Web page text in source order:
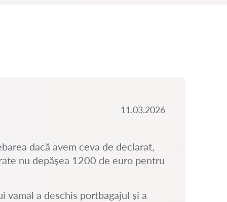
11.03.2026
dacă avem ceva de declarat,
nu depășea 1200 de euro pentru
vamal a deschis portbagajul și a